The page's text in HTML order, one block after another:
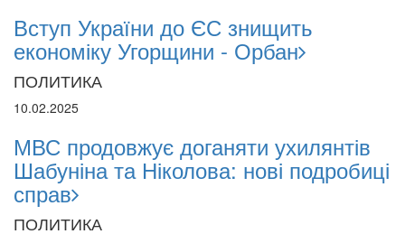
Вступ України до ЄС знищить
економіку Угорщини - Орбан
ПОЛИТИКА
10.02.2025
МВС продовжує доганяти ухилянтів
Шабуніна та Ніколова: нові подробиці
справ
ПОЛИТИКА